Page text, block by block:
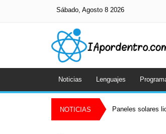
Sábado, Agosto 8 2026
Noticias Lenguajes
NOTICIAS Paneles solares